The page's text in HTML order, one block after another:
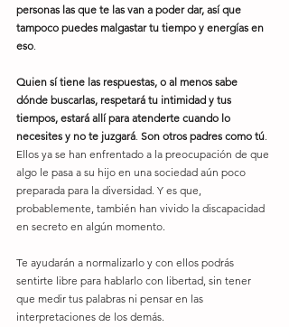
personas las que te las van a poder dar, así que
tampoco puedes malgastar tu tiempo y energías en
eso.
Quien sí tiene las respuestas, o al menos sabe
dónde buscarlas, respetará tu intimidad y tus
tiempos, estará allí para atenderte cuando lo
necesites y no te juzgará. Son otros padres como tú.
Ellos ya se han enfrentado a la preocupación de que
algo le pasa a su hijo en una sociedad aún poco
preparada para la diversidad. Y es que,
probablemente, también han vivido la discapacidad
en secreto en algún momento.
Te ayudarán a normalizarlo y con ellos podrás
sentirte libre para hablarlo con libertad, sin tener
que medir tus palabras ni pensar en las
interpretaciones de los demás.